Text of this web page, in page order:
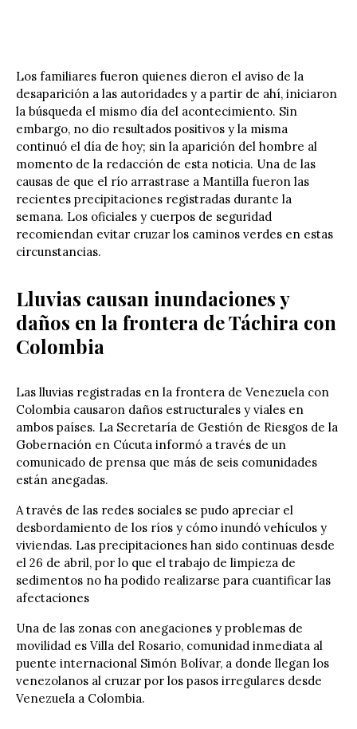
Los familiares fueron quienes dieron el aviso de la
desaparición a las autoridades y a partir de ahí, iniciaron
la búsqueda el mismo día del acontecimiento. Sin
embargo, no dio resultados positivos y la misma
continuó el día de hoy; sin la aparición del hombre al
momento de la redacción de esta noticia. Una de las
causas de que el río arrastrase a Mantilla fueron las
recientes precipitaciones registradas durante la
semana. Los oficiales y cuerpos de seguridad
recomiendan evitar cruzar los caminos verdes en estas
circunstancias.
Lluvias causan inundaciones y
daños en la frontera de Táchira con
Colombia
Las lluvias registradas en la frontera de Venezuela con
Colombia causaron daños estructurales y viales en
ambos países. La Secretaría de Gestión de Riesgos de la
Gobernación en Cúcuta informó a través de un
comunicado de prensa que más de seis comunidades
están anegadas.
A través de las redes sociales se pudo apreciar el
desbordamiento de los ríos y cómo inundó vehículos y
viviendas. Las precipitaciones han sido continuas desde
el 26 de abril, por lo que el trabajo de limpieza de
sedimentos no ha podido realizarse para cuantificar las
afectaciones
Una de las zonas con anegaciones y problemas de
movilidad es Villa del Rosario, comunidad inmediata al
puente internacional Simón Bolívar, a donde llegan los
venezolanos al cruzar por los pasos irregulares desde
Venezuela a Colombia.